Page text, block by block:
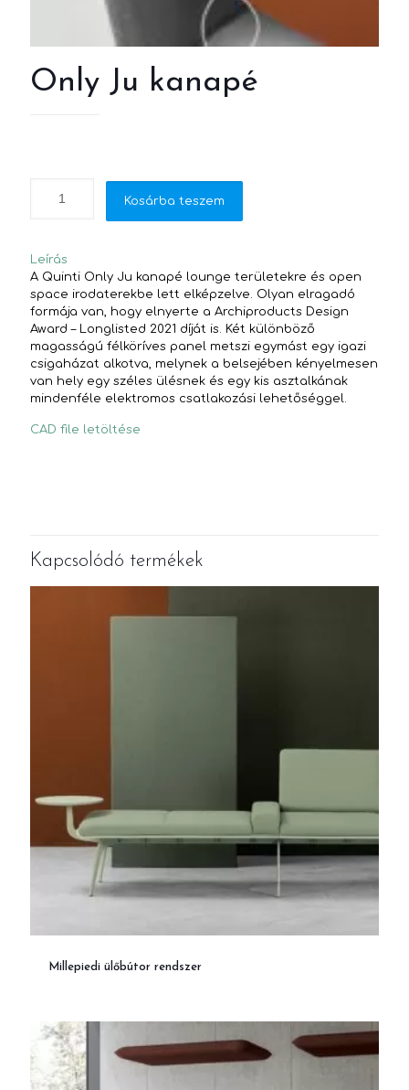
Only Ju kanapé
Kosárba teszem
Leírás
A Quinti Only Ju kanapé lounge területekre és open
space irodaterekbe lett elképzelve. Olyan elragadó
formája van, hogy elnyerte a Archiproducts Design
Award – Longlisted 2021 díját is. Két különböző
magasságú félköríves panel metszi egymást egy igazi
csigaházat alkotva, melynek a belsejében kényelmesen
van hely egy széles ülésnek és egy kis asztalkának
mindenféle elektromos csatlakozási lehetőséggel.
CAD file letöltése
Kapcsolódó termékek
Millepiedi ülőbútor rendszer